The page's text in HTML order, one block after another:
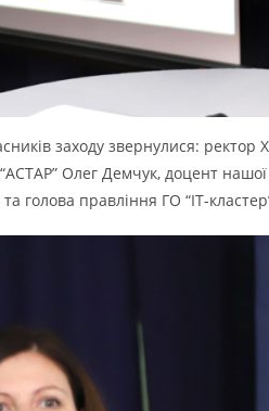
заходу звернулися: ректор
Олег Демчук, доцент
та голова правління ГО “ІТ-